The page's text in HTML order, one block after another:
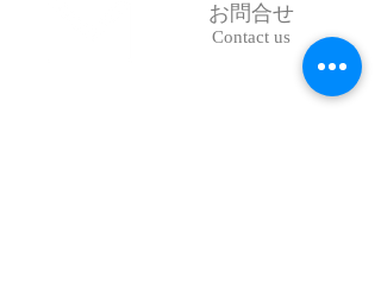
お問合せ
Contact us